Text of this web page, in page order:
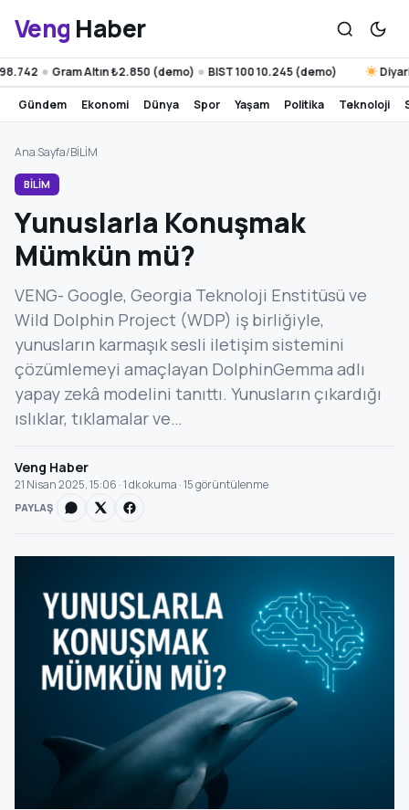
Veng Haber
● Gram Altın ₺2.850 (demo) ● BIST 100 10.245 (demo)
gündem ekonomi dünya spor yaşam politika teknoloji
Ana Sayfa/BİLİM
BİLİM
Yunuslarla Konuşmak
Mümkün mü?
VENG- Google, Georgia Teknoloji Enstitüsü ve
Wild Dolphin Project (WDP) iş birliğiyle,
yunusların karmaşık sesli iletişim sistemini
çözümlemeyi amaçlayan DolphinGemma adlı
yapay zekâ modelini tanıttı. Yunusların çıkardığı
ıslıklar, tıklamalar ve…
Veng Haber
21 Nisan 2025, 15:06 · 1 dk okuma · 15 görüntülenme
PAYLAŞ